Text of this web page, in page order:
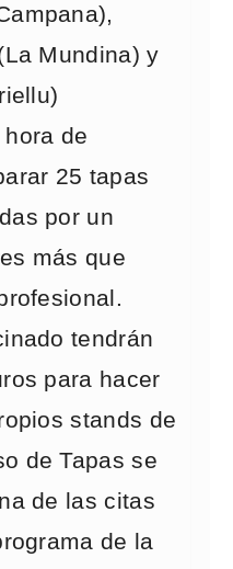
Mundina) y
de
25 tapas
por un
más que
tendrán
para hacer
stands de
de Tapas se
de las citas
de la